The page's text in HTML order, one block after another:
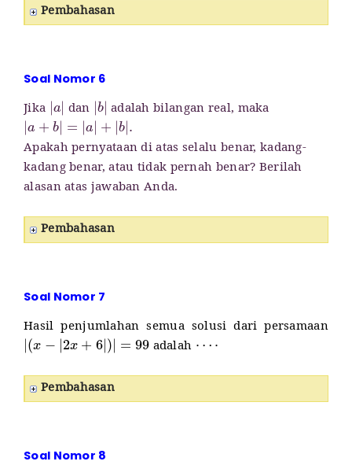
Pembahasan
Soal Nomor 6
Jika | a |
dan |b adalah bilangan real, maka
|a+ b| =|a|+|b|.
Apakah pernyataan di atas selalu benar, kadang-
kadang benar, atau tidak pernah benar? Berilah
alasan atas jawaban Anda.
Pembahasan
Soal Nomor 7
Hasil penjumlahan semua solusi dari persamaan
|(x−| 2x+6|)|=99 adalah ⋯⋅
Pembahasan
Soal Nomor 8